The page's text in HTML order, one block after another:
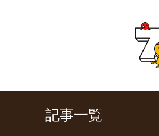
記事一覧